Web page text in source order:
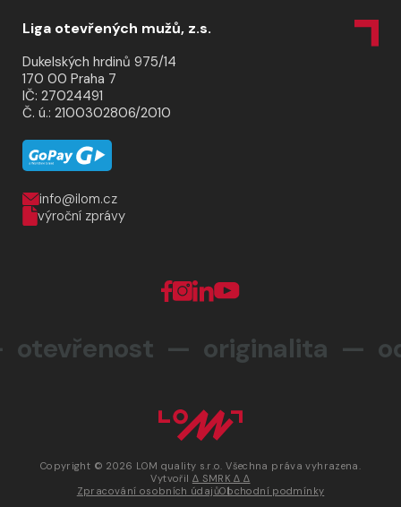
Liga otevřených mužů, z.s.
Dukelských hrdinů 975/14
170 00 Praha 7
IČ: 27024491
Č. ú.: 2100302806/2010
info@ilom.cz
výroční zprávy
— originalita —
Copyright © 2026 LOM quality s.r.o. Všechna práva vyhrazena.
Vytvořil ∆ SMRK ∆ ∆
Zpracování osobních údajůObchodní podmínky